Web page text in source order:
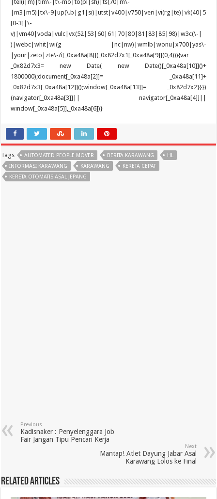
Tags AUTOMATED PEOPLE MOVER BERITA KARAWANG
HL
INFORMASI KARAWANG
KARAWANG
KERETA CEPAT
KERETA OTOMATIS ASAL JEPANG
Previous
Kadisnaker : Penyelenggara Job
Fair Jangan Tipu Pencari Kerja
Next
Mantap! Atlet Dayung Jabar Asal
Karawang Lolos ke Final
Related Articles